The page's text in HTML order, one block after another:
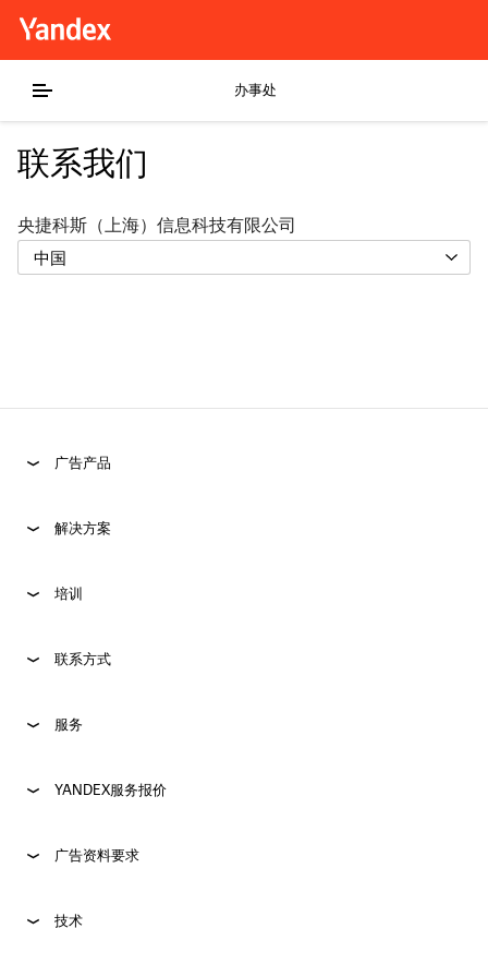
办事处
联系我们
央捷科斯（上海）信息科技有限公司
中国
广告产品
解决方案
培训
联系方式
服务
YANDEX服务报价
广告资料要求
技术